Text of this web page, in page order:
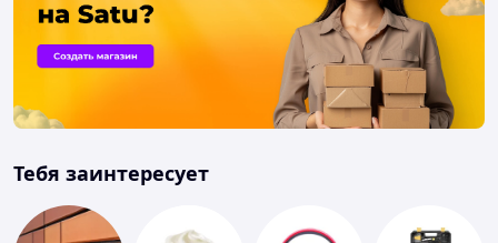
Тебя заинтересует